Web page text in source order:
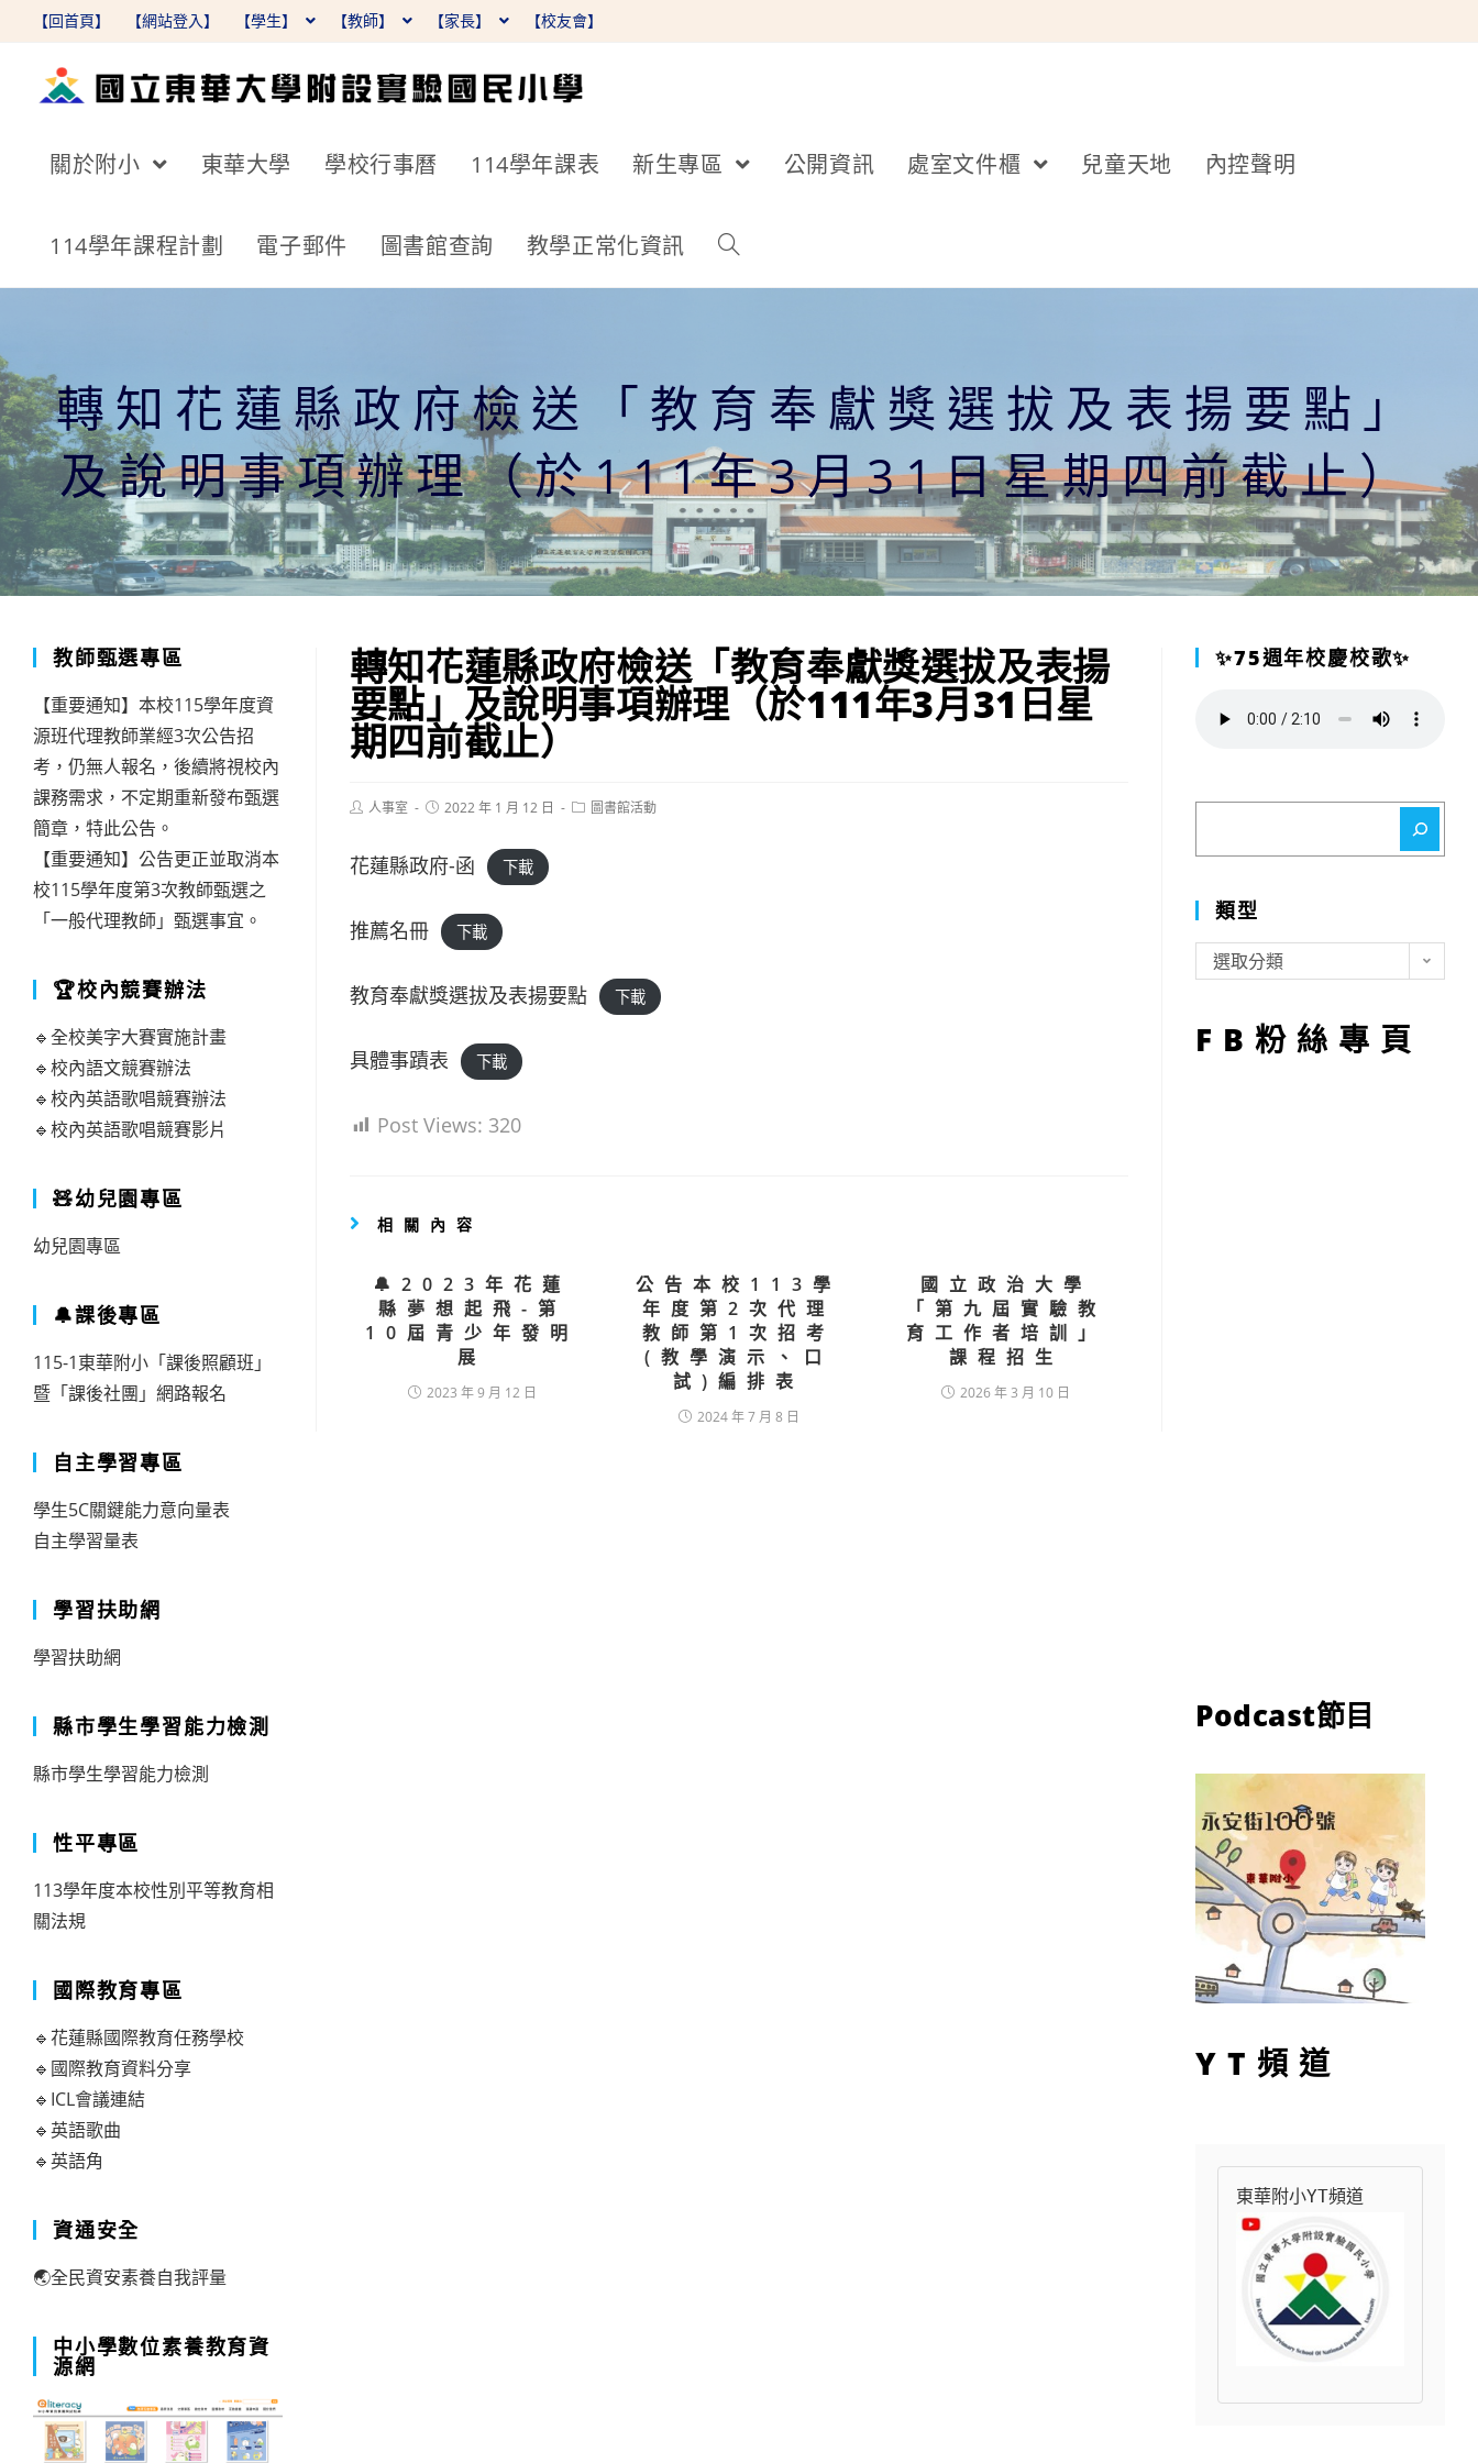
【回首頁】 【網站登入】 【學生】 【教師】 【家長】 【校友會】
關於附小 東華大學 學校行事曆 114學年課表 新生專區 公開資訊 處室文件櫃 兒童天地 內控聲明
114學年課程計劃 電子郵件 圖書館查詢 教學正常化資訊
轉知花蓮縣政府檢送「教育奉獻獎選拔及表揚要點」
及說明事項辦理（於111年3月31日星期四前截止）
轉知花蓮縣政府檢送「教育奉獻獎選拔及表揚
要點」及說明事項辦理（於111年3月31日星
期四前截止）
Post人事室
Post2022 年 1 月 12 日
Post圖書館活動
花蓮縣政府-函 下載
推薦名冊 下載
教育奉獻獎選拔及表揚要點 下載
具體事蹟表 下載
Post Views: 320
相關內容
🔔2023年花蓮
縣夢想起飛-第
10屆青少年發明
展
2023 年 9 月 12 日
公告本校113學
年度第2次代理
教師第1次招考
(教學演示、口
試)編排表
2024 年 7 月 8 日
國立政治大學
「第九屆實驗教
育工作者培訓」
課程招生
2026 年 3 月 10 日
教師甄選專區
【重要通知】本校115學年度資
源班代理教師業經3次公告招
考，仍無人報名，後續將視校內
課務需求，不定期重新發布甄選
簡章，特此公告。
【重要通知】公告更正並取消本
校115學年度第3次教師甄選之
「一般代理教師」甄選事宜。
🏆校內競賽辦法
🔹全校美字大賽實施計畫
🔹校內語文競賽辦法
🔹校內英語歌唱競賽辦法
🔹校內英語歌唱競賽影片
🧸幼兒園專區
幼兒園專區
🔔課後專區
115-1東華附小「課後照顧班」
暨「課後社團」網路報名
自主學習專區
學生5C關鍵能力意向量表
自主學習量表
學習扶助網
學習扶助網
縣市學生學習能力檢測
縣市學生學習能力檢測
性平專區
113學年度本校性別平等教育相
關法規
國際教育專區
🔹花蓮縣國際教育任務學校
🔹國際教育資料分享
🔹ICL會議連結
🔹英語歌曲
🔹英語角
資通安全
🌏全民資安素養自我評量
中小學數位素養教育資
源網
✨75週年校慶校歌✨
類型
型
選取分類
FB粉絲專頁
Podcast節目
YT頻道
東華附小YT頻道